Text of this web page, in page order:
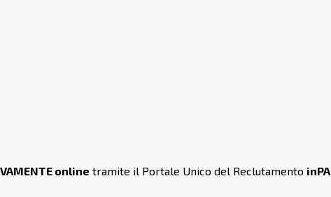
online tramite il Portale Unico del Reclutamento inPA